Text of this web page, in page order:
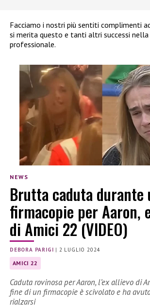
Facciamo i nostri più sentiti complimenti
si merita questo e tanti altri successi nella
professionale.
NEWS
Brutta caduta durante
firmacopie per Aaron,
di Amici 22 (VIDEO)
DEBORA PARIGI | 2 LUGLIO 2024
AMICI 22
Caduta rovinosa per Aaron, l’ex allievo di
fine di un firmacopie è scivolato e ha
rialzarsi